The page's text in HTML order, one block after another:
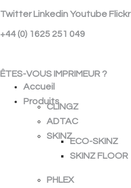
Twitter LinkedinYoutube Flickr
+44 (0) 1625 251 049
ÊTES-VOUS IMPRIMEUR ?
Accueil
Produits
CLINGZ
ADTAC
SKINZ
ECO-SKINZ
SKINZ FLOOR
PHLEX